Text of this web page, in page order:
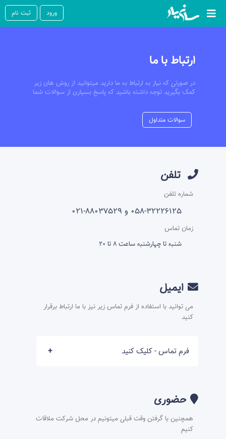
ورود ثبت نام
ارتباط با ما
در صورتی که نیاز به ارتباط به ما دارید میتوانید از روش های زیر
کمک بگیرید توجه داشته باشید که پاسخ بسیاری از سوالات شما
پیشنهاد میکنیم به پیج سر بزنید
سوالات متداول
تلفن
شماره تلفن
058-32226125 و 88037529-021
زمان تماس
شنبه تا چهارشنبه ساعت 8 تا 20
ایمیل
می توانید با استفاده از فرم تماس زیر نیز با ما ارتباط برقرار
کنید
فرم تماس - کلیک کنید
حضوری
همچنین با گرفتن وقت قبلی میتونیم در محل شرکت ملاقات
کنیم